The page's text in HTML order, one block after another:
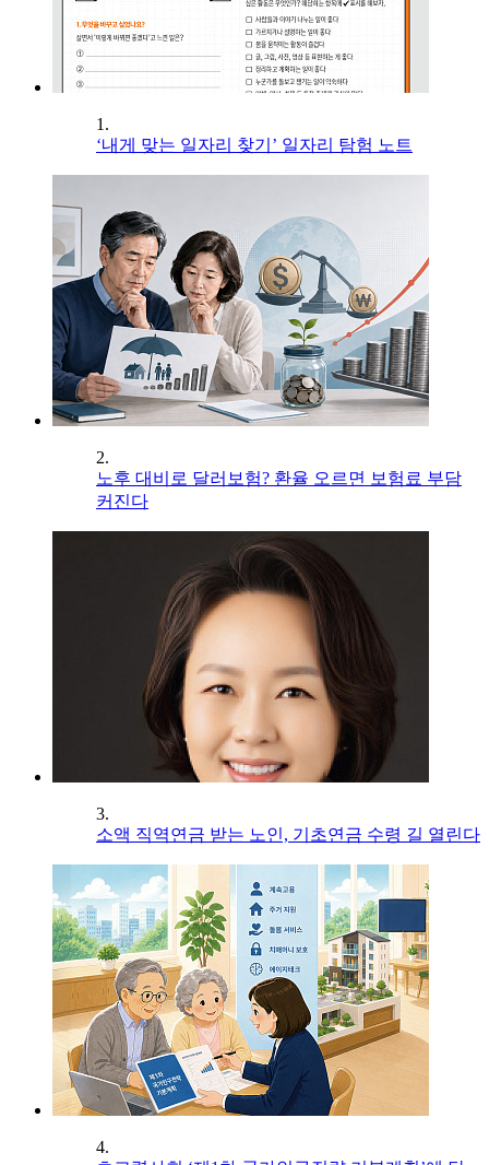
1.
‘내게 맞는 일자리 찾기’ 일자리 탐험 노트
2.
노후 대비로 달러보험? 환율 오르면 보험료 부담
커진다
3.
소액 직역연금 받는 노인, 기초연금 수령 길 열린다
4.